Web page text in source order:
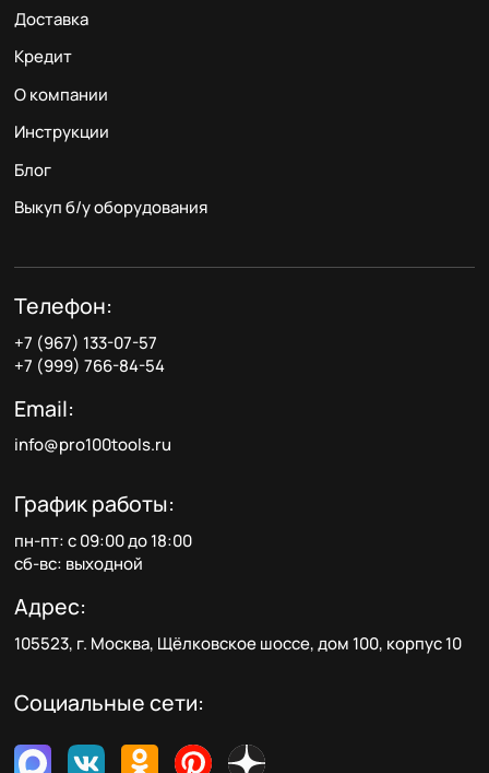
Доставка
Кредит
О компании
Инструкции
Блог
Выкуп б/у оборудования
Телефон:
+7 (967) 133-07-57
+7 (999) 766-84-54
Email:
info@pro100tools.ru
График работы:
пн-пт: с 09:00 до 18:00
сб-вс: выходной
Адрес:
105523, г. Москва, Щёлковское шоссе, дом 100, корпус 10
Социальные сети: